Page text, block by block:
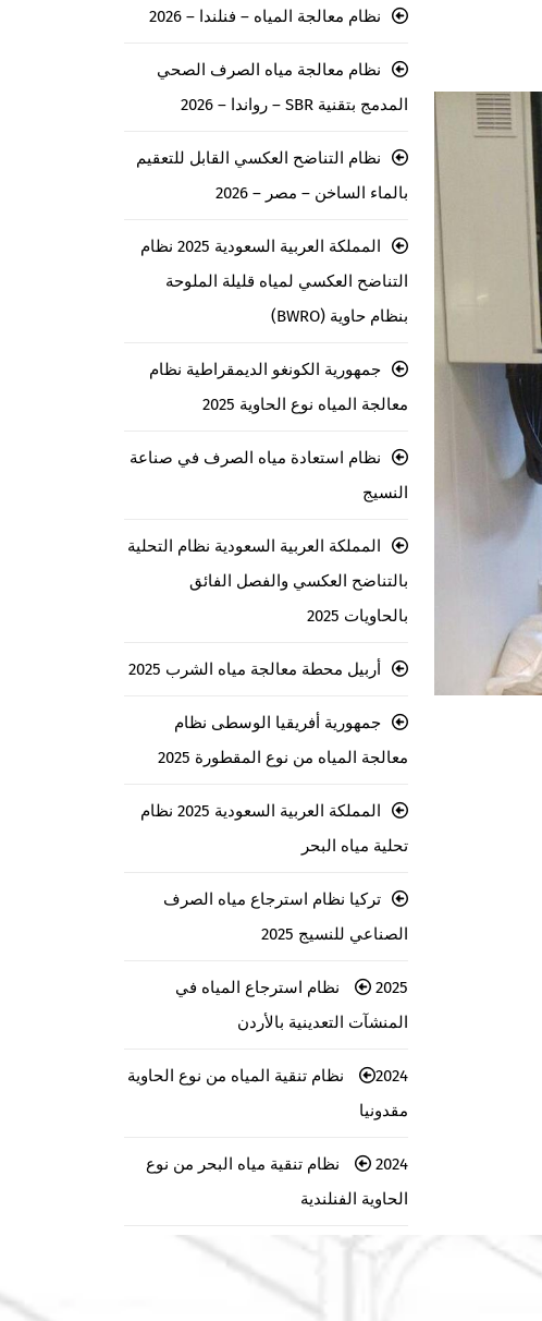
نظام معالجة المياه – فنلندا – 2026
نظام معالجة مياه الصرف الصحي
المدمج بتقنية SBR – رواندا – 2026
نظام التناضح العكسي القابل للتعقيم
بالماء الساخن – مصر – 2026
المملكة العربية السعودية 2025 نظام
التناضح العكسي لمياه قليلة الملوحة
بنظام حاوية (BWRO)
جمهورية الكونغو الديمقراطية نظام
معالجة المياه نوع الحاوية 2025
نظام استعادة مياه الصرف في صناعة
النسيج
المملكة العربية السعودية نظام التحلية
بالتناضح العكسي والفصل الفائق
بالحاويات 2025
أربيل محطة معالجة مياه الشرب 2025
جمهورية أفريقيا الوسطى نظام
معالجة المياه من نوع المقطورة 2025
المملكة العربية السعودية 2025 نظام
تحلية مياه البحر
تركيا نظام استرجاع مياه الصرف
الصناعي للنسيج 2025
2025 نظام استرجاع المياه في
المنشآت التعدينية بالأردن
2024 نظام تنقية المياه من نوع الحاوية
مقدونيا
2024 نظام تنقية مياه البحر من نوع
الحاوية الفنلندية